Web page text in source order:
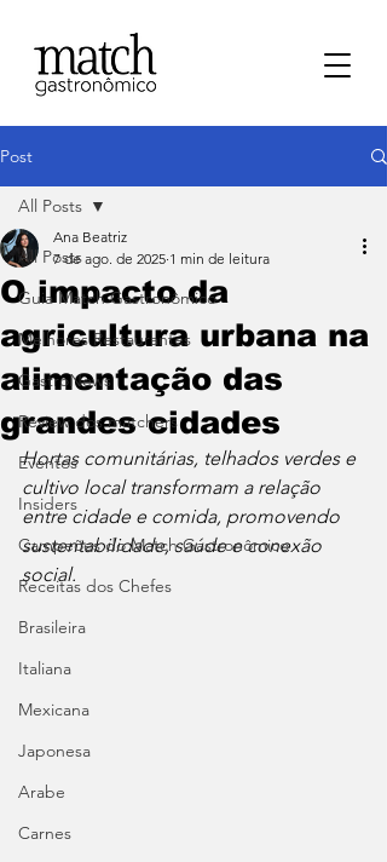
Post
All Posts
⁠Guia Match Gastronômico
Melhores Restaurantes
⁠GastroNews
Review dos matchers
Eventos
⁠Insiders
Campeões do Match Gastronômico
Receitas dos Chefes
Brasileira
Italiana
Mexicana
Japonesa
Arabe
Carnes
All Posts
O impacto da
agricultura urbana na
alimentação das
grandes cidades
Ana Beatriz
7 de ago. de 2025 1 min de leitura
Hortas comunitárias, telhados verdes e
cultivo local transformam a relação
entre cidade e comida, promovendo
sustentabilidade, saúde e conexão
social.